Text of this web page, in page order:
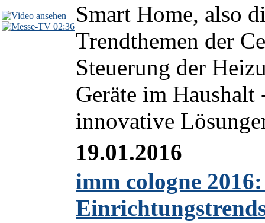
02:36 Smart Home, also
Trendthemen der
Steuerung der
Geräte im
innovative
19.01.2016
imm cologne